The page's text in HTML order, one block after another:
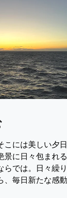
こには美しい夕
景に日々包まれ
らでは。日々繰
、毎日新たな感